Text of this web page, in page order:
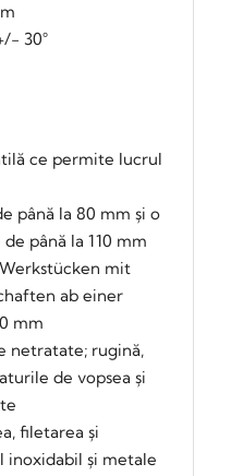
30°
ce permite lucrul
până la 80 mm și o
până la 110 mm
mit
ab einer
mm
netratate; rugină,
de vopsea și
filetarea și
inoxidabil și metale